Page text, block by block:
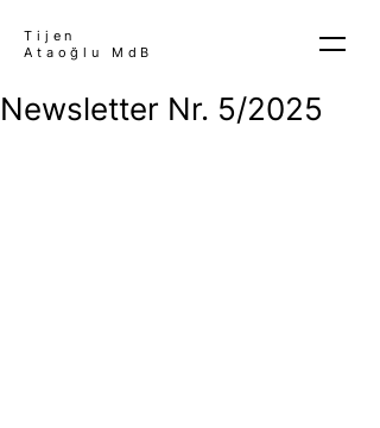
Tijen
Ataoğlu MdB
Newsletter Nr. 5/2025